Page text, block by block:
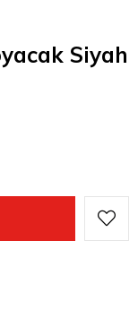
Siyah